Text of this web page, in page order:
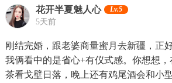
花开半夏魅人心 Lv.5
5天前
刚结完婚，跟老婆商量蜜月去新疆，正
我俩看中的是省心+有仪式感。你想想，
茶看戈壁日落，晚上还有鸡尾酒会和小